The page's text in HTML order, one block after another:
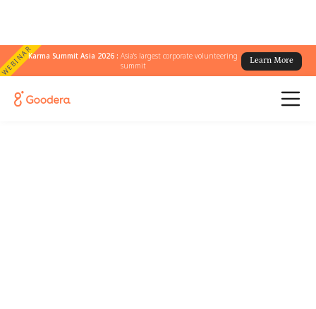
WEBINARKarma Summit Asia 2026 :Asia's largest corporate volunteering
summit
Learn More